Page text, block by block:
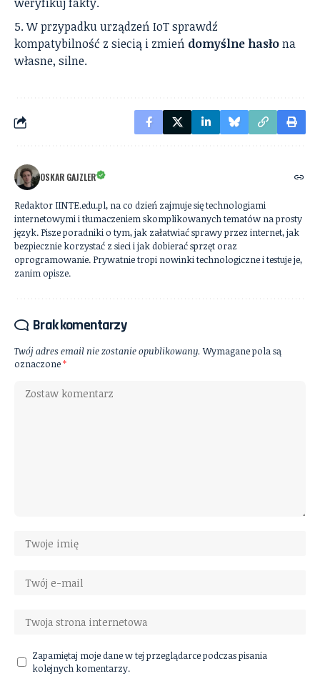
W przypadku urządzeń IoT sprawdź
kompatybilność z siecią i zmień domyślne hasłona
własne, silne.
OSKAR GAJZLER
Redaktor IINTE.edu.pl, na co dzień zajmuje się technologiami
internetowymi i tłumaczeniem skomplikowanych tematów na prosty
język. Pisze poradniki o tym, jak załatwiać sprawy przez internet, jak
bezpiecznie korzystać z sieci i jak dobierać sprzęt oraz
oprogramowanie. Prywatnie tropi nowinki technologiczne i testuje je,
zanim opisze.
Brak komentarzy
Twój adres email nie zostanie opublikowany. Wymagane pola są
oznaczone*
Zapamiętaj moje dane w tej przeglądarce podczas pisania
kolejnych komentarzy.